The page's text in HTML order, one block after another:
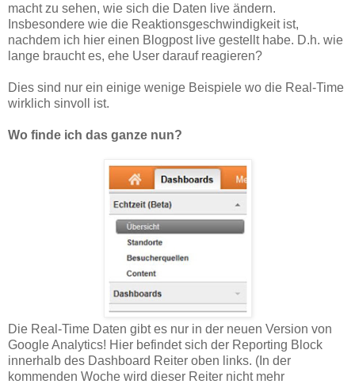
macht zu sehen, wie sich die Daten live ändern.
Insbesondere wie die Reaktionsgeschwindigkeit ist,
nachdem ich hier einen Blogpost live gestellt habe. D.h. wie
lange braucht es, ehe User darauf reagieren?
Dies sind nur ein einige wenige Beispiele wo die Real-Time
wirklich sinvoll ist.
Wo finde ich das ganze nun?
Die Real-Time Daten gibt es nur in der neuen Version von
Google Analytics! Hier befindet sich der Reporting Block
innerhalb des Dashboard Reiter oben links. (In der
kommenden Woche wird dieser Reiter nicht mehr